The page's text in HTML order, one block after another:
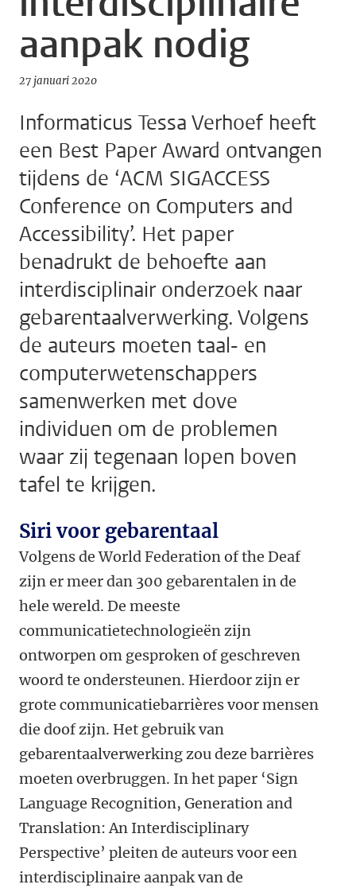
aanpak nodig
27 januari 2020
Informaticus Tessa Verhoef heeft
een Best Paper Award ontvangen
tijdens de ‘ACM SIGACCESS
Conference on Computers and
Accessibility’. Het paper
benadrukt de behoefte aan
interdisciplinair onderzoek naar
gebarentaalverwerking. Volgens
de auteurs moeten taal- en
computerwetenschappers
samenwerken met dove
individuen om de problemen
waar zij tegenaan lopen boven
tafel te krijgen.
Siri voor gebarentaal
Volgens de World Federation of the Deaf
zijn er meer dan 300 gebarentalen in de
hele wereld. De meeste
communicatietechnologieën zijn
ontworpen om gesproken of geschreven
woord te ondersteunen. Hierdoor zijn er
grote communicatiebarrières voor mensen
die doof zijn. Het gebruik van
gebarentaalverwerking zou deze barrières
moeten overbruggen. In het paper ‘Sign
Language Recognition, Generation and
Translation: An Interdisciplinary
Perspective’ pleiten de auteurs voor een
interdisciplinaire aanpak van de